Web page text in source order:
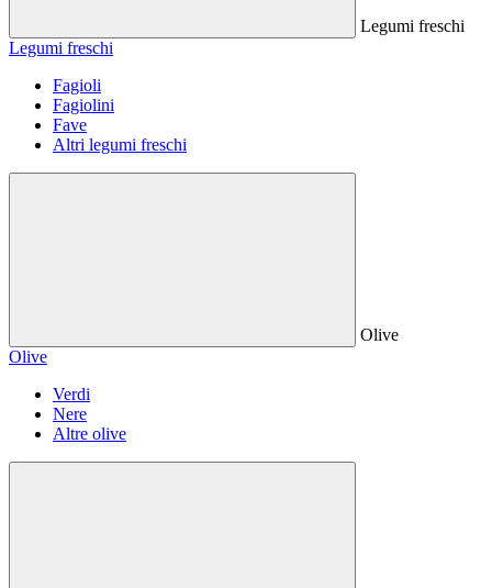
Legumi freschi
Legumi freschi
Fagioli
Fagiolini
Fave
Altri legumi freschi
Olive
Olive
Verdi
Nere
Altre olive